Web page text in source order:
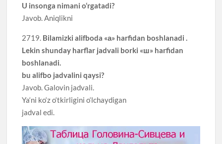
U insonga nimani o‘rgatadi?
Javob. Aniqlikni
2719. Bilamizki alifboda «а» harfidan boshlanadi .
Lekin shunday harflar jadvali borki «ш» harfidan
boshlanadi.
bu alifbo jadvalini qaysi?
Javob. Galovin jadvali.
Ya‘ni ko‘z o‘tkirligini o‘lchaydigan
jadval edi.